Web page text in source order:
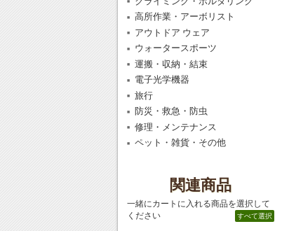
高所作業・アーボリスト
アウトドア ウェア
ウォータースポーツ
運搬・収納・結束
電子光学機器
旅行
防災・救急・防虫
修理・メンテナンス
ペット・雑貨・その他
関連商品
一緒にカートに入れる商品を選択して
ください
すべて選択